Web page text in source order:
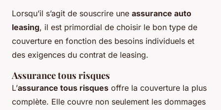
Lorsqu’il s’agit de souscrire une assurance auto
leasing, il est primordial de choisir le bon type de
couverture en fonction des besoins individuels et
des exigences du contrat de leasing.
Assurance tous risques
L’assurance tous risques offre la couverture la plus
complète. Elle couvre non seulement les dommages